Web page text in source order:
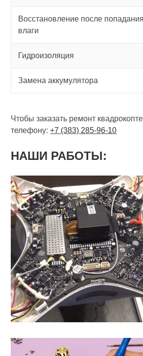
Восстановление после попадания
влаги
Гидроизоляция
Замена аккумулятора
Чтобы заказать ремонт
телефону:+7 (383) 285-96-10
НАШИ РАБОТЫ: